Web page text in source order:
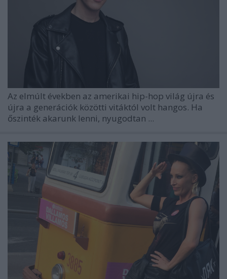
Az elmúlt években az amerikai hip-hop világ újra és
újra a generációk közötti vitáktól volt hangos. Ha
őszinték akarunk lenni, nyugodtan ...